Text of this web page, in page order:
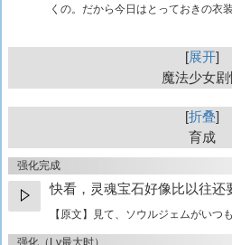
くの。だから今日はとっておきの衣
展开
魔法少女剧
折叠
育成
强化完成
快看，灵魂宝石好像比以往还
【原文】 見て、ソウルジェムがいつ
强化（Lv最大时）